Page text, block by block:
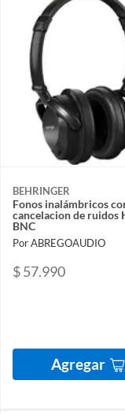
BEHRINGER
Fonos inalámbricos
cancelacion de ruidos
BNC
Por ABREGOAUDIO
$ 57.990
Agregar